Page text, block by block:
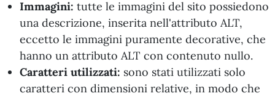
Immagini: tutte le immagini del sito possiedono
una descrizione, inserita nell'attributo ALT,
eccetto le immagini puramente decorative, che
hanno un attributo ALT con contenuto nullo.
Caratteri utilizzati: sono stati utilizzati solo
caratteri con dimensioni relative, in modo che